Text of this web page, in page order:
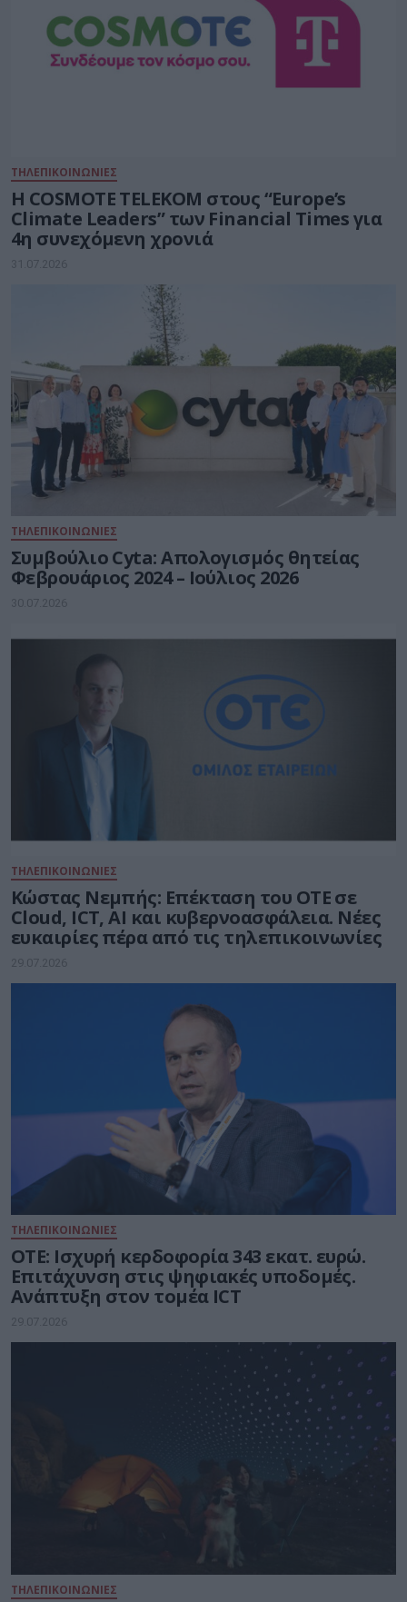
ΤΗΛΕΠΙΚΟΙΝΩΝΙΕΣ
Η COSMOTE TELEKOM στους “Europe’s
Climate Leaders” των Financial Times για
4η συνεχόμενη χρονιά
31.07.2026
ΤΗΛΕΠΙΚΟΙΝΩΝΙΕΣ
Συμβούλιο Cyta: Απολογισμός θητείας
Φεβρουάριος 2024 – Ιούλιος 2026
30.07.2026
ΤΗΛΕΠΙΚΟΙΝΩΝΙΕΣ
Kώστας Νεμπής: Επέκταση του ΟΤΕ σε
Cloud, ICT, AI και κυβερνοασφάλεια. Νέες
ευκαιρίες πέρα από τις τηλεπικοινωνίες
29.07.2026
ΤΗΛΕΠΙΚΟΙΝΩΝΙΕΣ
ΟΤΕ: Ισχυρή κερδοφορία 343 εκατ. ευρώ.
Επιτάχυνση στις ψηφιακές υποδομές.
Ανάπτυξη στον τομέα ICT
29.07.2026
ΤΗΛΕΠΙΚΟΙΝΩΝΙΕΣ